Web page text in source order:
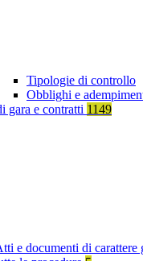
Tipologie di controllo
Obblighi e
gara e contratti 1149
e documenti di carattere